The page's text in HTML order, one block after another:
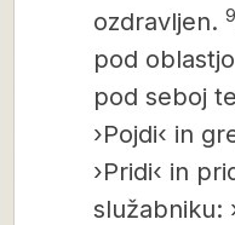
ozdravljen. 9
pod
pod seboj
›Pojdi‹ in
›Pridi‹ in
služabniku: